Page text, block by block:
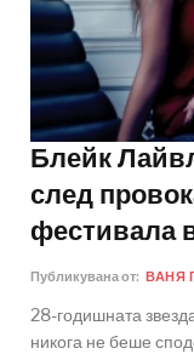
Блейк
след
фестивала
Публикувана от: ВАНЯ
28-годишната
никога не беше